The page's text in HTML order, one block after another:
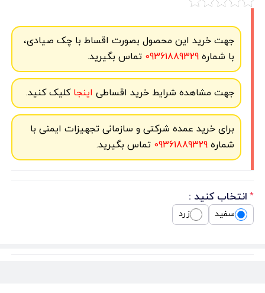
جهت خرید این محصول بصورت اقساط با چک صیادی،
با شماره09361889329 تماس بگیرید.
جهت مشاهده شرایط خرید اقساطی اینجاکلیک کنید.
برای خرید عمده شرکتی و سازمانی تجهیزات ایمنی با
شماره09361889329 تماس بگیرید.
* انتخاب کنید :
سفید زرد